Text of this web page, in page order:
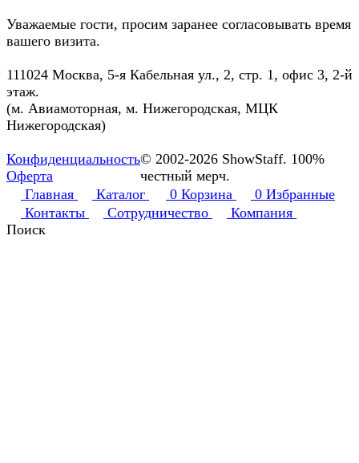
Уважаемые гости, просим заранее согласовывать время
вашего визита.
111024 Москва, 5-я Кабельная ул., 2, стр. 1, офис 3, 2-й
этаж.
(м. Авиамоторная, м. Нижегородская, МЦК
Нижегородская)
Конфиденциальность
Оферта
© 2002-2026 ShowStaff. 100%
честный мерч.
Главная
Каталог 0 Корзина 0 Избранные
Контакты
Сотрудничество
Компания
Поиск